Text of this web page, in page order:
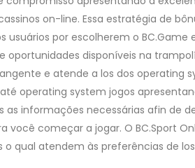
on-line. Essa estratégia de
usuários por escolherem o
oportunidades disponíveis na
e atende a los dos operating
operating system jogos
as informações necessárias afin de
você começar a jogar. O BC.Sport
qual atendem às preferências de